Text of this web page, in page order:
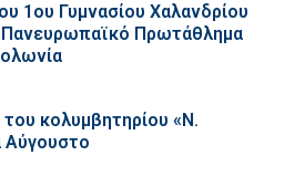
1ου Γυμνασίου Χαλανδρίου
Πανευρωπαϊκό Πρωτάθλημα
του κολυμβητηρίου «Ν.
Αύγουστο